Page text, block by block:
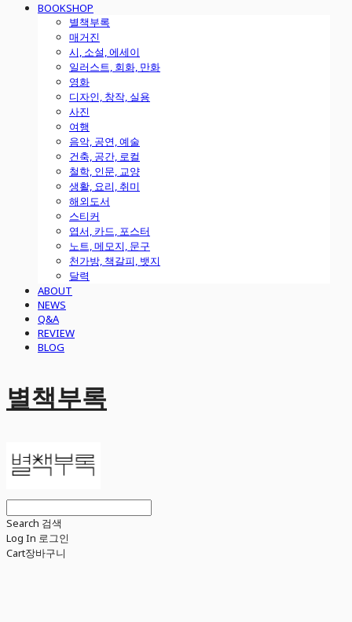
BOOKSHOP
별책부록
매거진
시, 소설, 에세이
일러스트, 회화, 만화
영화
디자인, 창작, 실용
사진
여행
음악, 공연, 예술
건축, 공간, 로컬
철학, 인문, 교양
생활, 요리, 취미
해외도서
스티커
엽서, 카드, 포스터
노트, 메모지, 문구
천가방, 책갈피, 뱃지
달력
ABOUT
NEWS
Q&A
REVIEW
BLOG
별책부록
Search 검색
Log In 로그인
Cart장바구니